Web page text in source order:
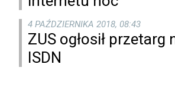
4 PAŹDZIERNIKA 2018, 08:43
ZUS ogłosił przetarg
ISDN